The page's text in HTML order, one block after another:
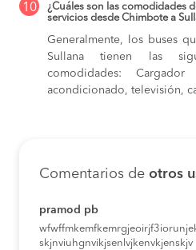
10
¿Cuáles son las comodidades
servicios desde Chimbote a
Generalmente, los buses
Sullana tienen las
comodidades:
acondicionado, televisión,
Comentarios de otros
pramod pb
skjnviuhgnvikjsenlvjkenvkjenskjv